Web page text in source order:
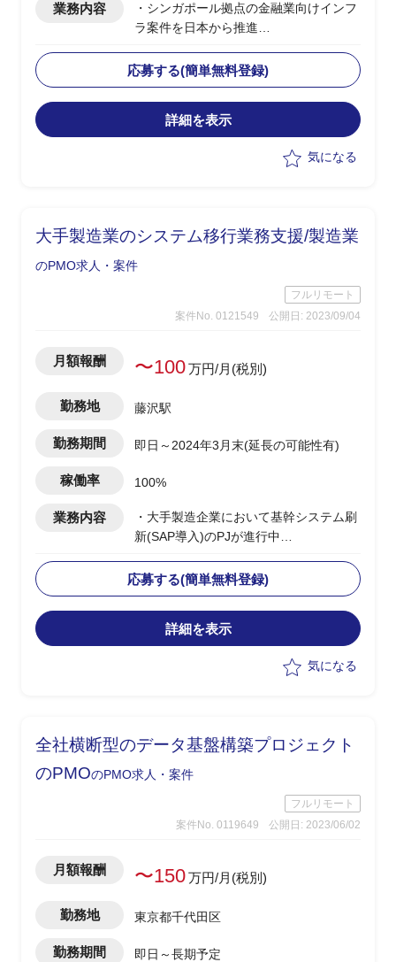
業務内容
・シンガポール拠点の金融業向けインフ
ラ案件を日本から推進
とコミュニケーションを取る
・複数PJの上流～環境構築までがスコー
プ
・英語での成果物作成/顧客内定例MTG
応募する(簡単無料登録)
詳細を表示
気になる
大手製造業のシステム移行業務支援/製造業
のPMO求人・案件
フルリモート
案件No. 0121549
公開日: 2023/09/04
月額報酬 〜100万円/月(税別)
勤務地 藤沢駅
勤務期間 即日～2024年3月末(延長の可能性有)
稼働率 100%
業務内容
・大手製造企業において基幹システム刷
新(SAP導入)のPJが進行中
辺業務システムの移行フェーズ
└原価領域を中心に複数領域での移行デ
ータ作成、手順調整およびシステムテス
ト対応を実施
・関連部門およびベンダーとの調整
・システム本番稼働後のハイパーケア
応募する(簡単無料登録)
詳細を表示
気になる
全社横断型のデータ基盤構築プロジェクト
のPMOのPMO求人・案件
フルリモート
案件No. 0119649
公開日: 2023/06/02
月額報酬 〜150万円/月(税別)
勤務地 東京都千代田区
勤務期間 即日～長期予定